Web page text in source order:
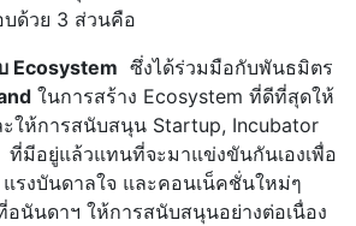
ด้วย 3 ส่วนคือ
Ecosystem ซึ่งได้ร่วมมือกับพันธมิตร
ในการสร้าง Ecosystem ที่ดีที่สุดให้
ให้การสนับสนุน Startup, Incubator
มีอยู่แล้วแทนที่จะมาแข่งขันกันเองเพื่อ
แรงบันดาลใจ และคอนเน็คชั่นใหม่ๆ
อนันดาฯ ให้การสนับสนุนอย่างต่อเนื่อง